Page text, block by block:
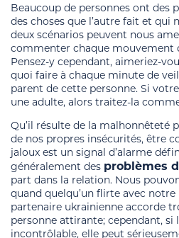
Beaucoup de personnes ont des
des choses que l’autre fait et qui
deux scénarios peuvent nous
commenter chaque mouvement
Pensez-y cependant, aimeriez-
quoi faire à chaque minute de
parent de cette personne. Si
une adulte, alors traitez-la
Qu’il résulte de la malhonnêteté
de nos propres insécurités, être
jaloux est un signal d’alarme
généralement des problèmes
part dans la relation. Nous
quand quelqu’un flirte avec
partenaire ukrainienne accorde
personne attirante; cependant, si
incontrôlable, elle peut